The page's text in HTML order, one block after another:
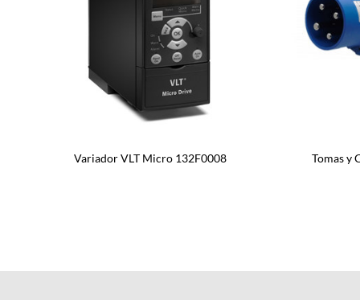
Variador VLT Micro 132F0008 Tomas y